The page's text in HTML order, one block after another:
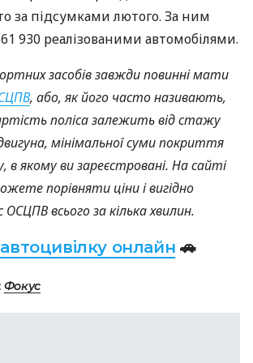
за підсумками лютого. За ним
930 реалізованими автомобілями.
засобів завжди повинні мати
, або, як його часто називають,
поліса залежить від стажу
мінімальної суми покриття
в якому ви зареєстровані. На сайті
порівняти ціни і вигідно
всього за кілька хвилин.
онлайн 🚗
Фокус